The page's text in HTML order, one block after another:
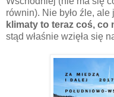
równin). Nie było źle, ale
klimaty to teraz coś, co
stąd właśnie wzięła się